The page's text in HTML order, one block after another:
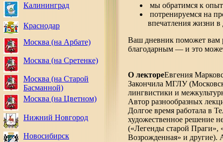
Калининград
Краснодар
Москва (на Арбате)
Москва (на Сретенке)
Москва (на Старой
Басманной)
Москва (на Цветном)
Нижний Новгород
Новосибирск
мы обратимся к
потренируемся на
впечатления жизни
Ваш дневник поможет вам
благодарным — и это
О лектореЕвгения
Закончила МГЛУ
лингвистики и
Автор разнообразных
Долгое время работала в
художественное решение
(«Легенды старой Праги»,
Возрожденная» и другие).